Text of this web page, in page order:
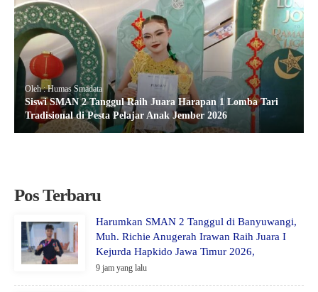
Oleh : Humas Smadata
Siswi SMAN 2 Tanggul Raih Juara Harapan 1 Lomba Tari
Tradisional di Pesta Pelajar Anak Jember 2026
Pos Terbaru
Harumkan SMAN 2 Tanggul di Banyuwangi,
Muh. Richie Anugerah Irawan Raih Juara I
Kejurda Hapkido Jawa Timur 2026,
9 jam yang lalu